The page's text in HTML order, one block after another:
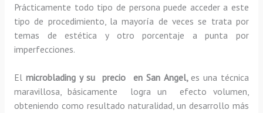
Prácticamente todo tipo de persona puede acceder a este
tipo de procedimiento, la mayoría de veces se trata por
temas de estética y otro porcentaje a punta por
imperfecciones.
El microblading y su precio en San Angel, es una técnica
maravillosa, básicamente
logra un efecto volumen,
obteniendo como resultado naturalidad, un desarrollo más